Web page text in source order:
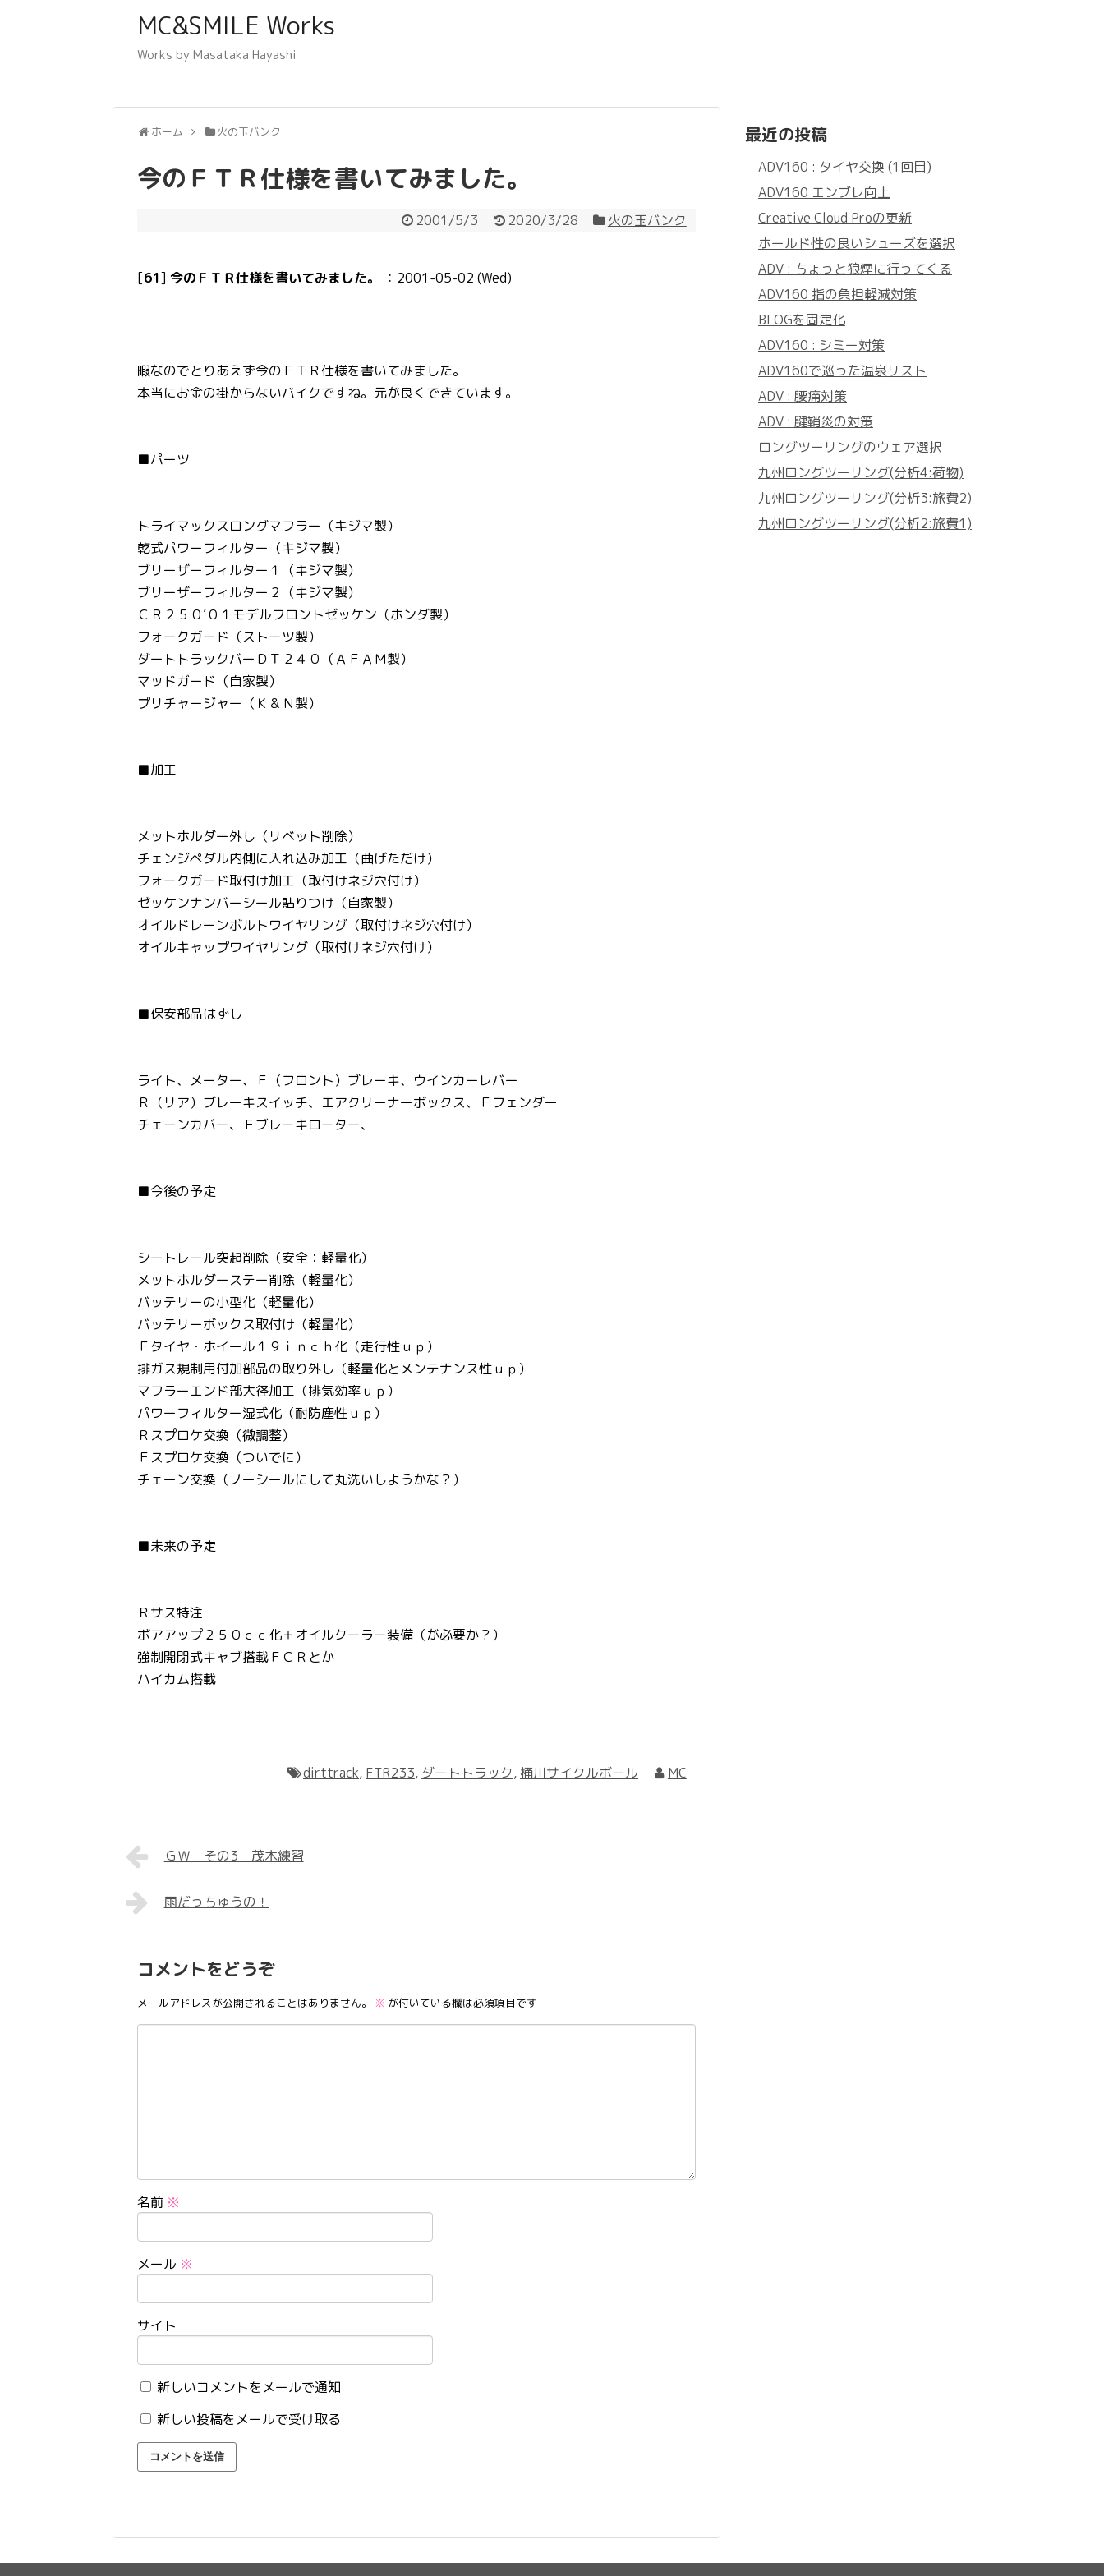
MC&SMILE Works
Works by Masataka Hayashi
ホーム 火の玉バンク
今のＦＴＲ仕様を書いてみました。
2001/5/3 2020/3/28 火の玉バンク
[61] 今のＦＴＲ仕様を書いてみました。 ：2001-05-02 (Wed)
暇なのでとりあえず今のＦＴＲ仕様を書いてみました。
本当にお金の掛からないバイクですね。元が良くできています。
■パーツ
トライマックスロングマフラー（キジマ製）
乾式パワーフィルター（キジマ製）
ブリーザーフィルター１（キジマ製）
ブリーザーフィルター２（キジマ製）
ＣＲ２５０’０１モデルフロントゼッケン（ホンダ製）
フォークガード（ストーツ製）
ダートトラックバーＤＴ２４０（ＡＦＡＭ製）
マッドガード（自家製）
プリチャージャー（Ｋ＆Ｎ製）
■加工
メットホルダー外し（リベット削除）
チェンジペダル内側に入れ込み加工（曲げただけ）
フォークガード取付け加工（取付けネジ穴付け）
ゼッケンナンバーシール貼りつけ（自家製）
オイルドレーンボルトワイヤリング（取付けネジ穴付け）
オイルキャップワイヤリング（取付けネジ穴付け）
■保安部品はずし
ライト、メーター、Ｆ（フロント）ブレーキ、ウインカーレバー
Ｒ（リア）ブレーキスイッチ、エアクリーナーボックス、Ｆフェンダー
チェーンカバー、Ｆブレーキローター、
■今後の予定
シートレール突起削除（安全：軽量化）
メットホルダーステー削除（軽量化）
バッテリーの小型化（軽量化）
バッテリーボックス取付け（軽量化）
Ｆタイヤ・ホイール１９ｉｎｃｈ化（走行性ｕｐ）
排ガス規制用付加部品の取り外し（軽量化とメンテナンス性ｕｐ）
マフラーエンド部大径加工（排気効率ｕｐ）
パワーフィルター湿式化（耐防塵性ｕｐ）
Ｒスプロケ交換（微調整）
Ｆスプロケ交換（ついでに）
チェーン交換（ノーシールにして丸洗いしようかな？）
■未来の予定
Ｒサス特注
ボアアップ２５０ｃｃ化＋オイルクーラー装備（が必要か？）
強制開閉式キャブ搭載ＦＣＲとか
ハイカム搭載
dirttrack, FTR233, ダートトラック, 桶川サイクルボール MC
ＧＷ その3 茂木練習
雨だっちゅうの！
コメントをどうぞ
メールアドレスが公開されることはありません。 ※ が付いている欄は必須項目です
名前 ※
メール ※
サイト
新しいコメントをメールで通知
新しい投稿をメールで受け取る
最近の投稿
ADV160 : タイヤ交換 (1回目)
ADV160 エンブレ向上
Creative Cloud Proの更新
ホールド性の良いシューズを選択
ADV : ちょっと狼煙に行ってくる
ADV160 指の負担軽減対策
BLOGを固定化
ADV160 : シミー対策
ADV160で巡った温泉リスト
ADV : 腰痛対策
ADV : 腱鞘炎の対策
ロングツーリングのウェア選択
九州ロングツーリング(分析4:荷物)
九州ロングツーリング(分析3:旅費2)
九州ロングツーリング(分析2:旅費1)